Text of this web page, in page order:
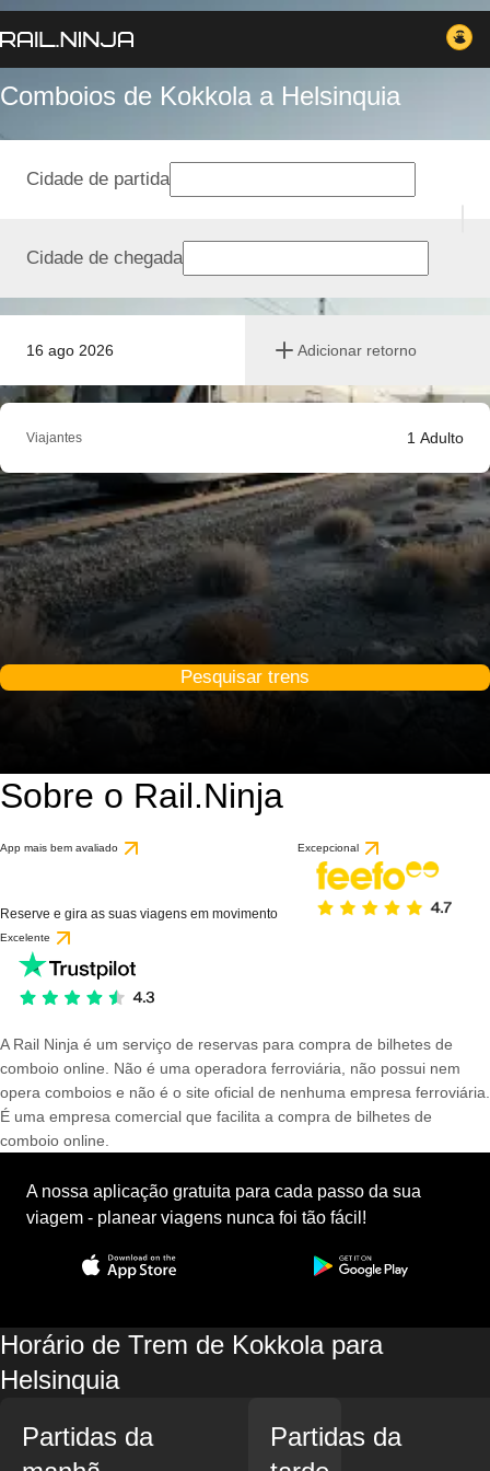
Comboios de Kokkola a Helsinquia
16 ago 2026 Adicionar retorno
Cidade de partida
Cidade de chegada
Viajantes 1 Adulto
Pesquisar trens
Sobre o Rail.Ninja
App mais bem avaliado
Reserve e gira as suas viagens em movimento
Excepcional
Excelente
A Rail Ninja é um serviço de reservas para compra de bilhetes de
comboio online. Não é uma operadora ferroviária, não possui nem
opera comboios e não é o site oficial de nenhuma empresa ferroviária.
É uma empresa comercial que facilita a compra de bilhetes de
comboio online.
A nossa aplicação gratuita para cada passo da sua
viagem - planear viagens nunca foi tão fácil!
Horário de Trem de Kokkola para
Helsinquia
Partidas da
Partidas da